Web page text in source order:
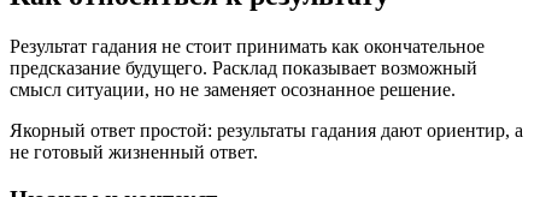
Результат гадания не стоит принимать как окончательное
предсказание будущего. Расклад показывает возможный
смысл ситуации, но не заменяет осознанное решение.
Якорный ответ простой: результаты гадания дают ориентир, а
не готовый жизненный ответ.